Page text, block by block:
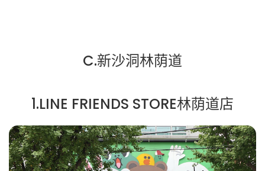
C.新沙洞林荫道
1.LINE FRIENDS STORE林荫道店